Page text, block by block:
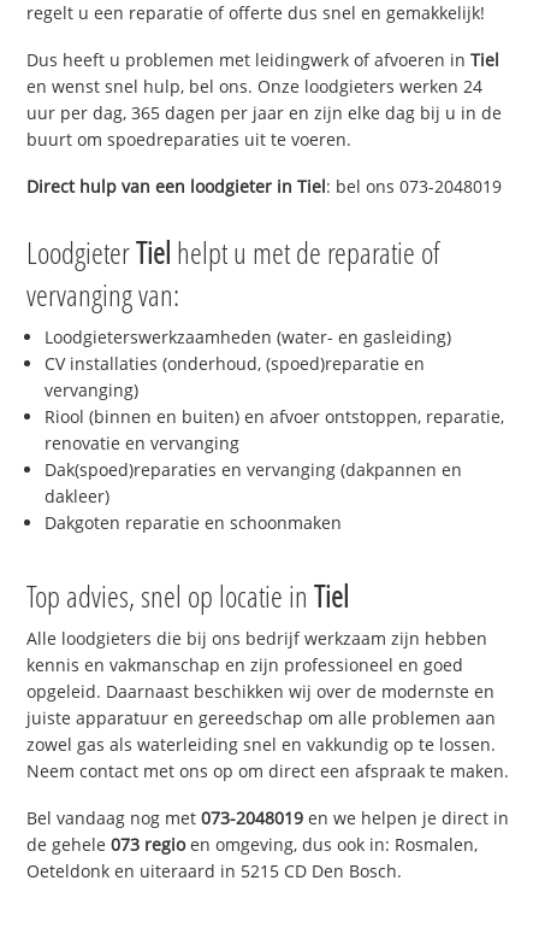
regelt u een reparatie of offerte dus snel en gemakkelijk!
Dus heeft u problemen met leidingwerk of afvoeren inTiel
en wenst snel hulp, bel ons. Onze loodgieters werken 24
uur per dag, 365 dagen per jaar en zijn elke dag bij u in de
buurt om spoedreparaties uit te voeren.
Direct hulp van een loodgieter inTiel: bel ons 073-2048019
LoodgieterTiel helpt u met de reparatie of
vervanging van:
Loodgieterswerkzaamheden (water- en gasleiding)
CV installaties (onderhoud, (spoed)reparatie en
vervanging)
Riool (binnen en buiten) en afvoer ontstoppen, reparatie,
renovatie en vervanging
Dak(spoed)reparaties en vervanging (dakpannen en
dakleer)
Dakgoten reparatie en schoonmaken
Top advies, snel op locatie inTiel
Alle loodgieters die bij ons bedrijf werkzaam zijn hebben
kennis en vakmanschap en zijn professioneel en goed
opgeleid. Daarnaast beschikken wij over de modernste en
juiste apparatuur en gereedschap om alle problemen aan
zowel gas als waterleiding snel en vakkundig op te lossen.
Neem contact met ons op om direct een afspraak te maken.
Bel vandaag nog met073-2048019 en we helpen je direct in
de gehele073 regioen omgeving, dus ook in: Rosmalen,
Oeteldonk en uiteraard in 5215 CD Den Bosch.